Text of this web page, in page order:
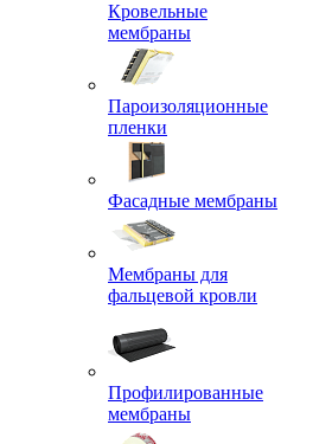
Кровельные
мембраны
Пароизоляционные
пленки
Фасадные мембраны
Мембраны для
фальцевой кровли
Профилированные
мембраны